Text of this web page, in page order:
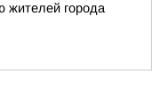
жителей города